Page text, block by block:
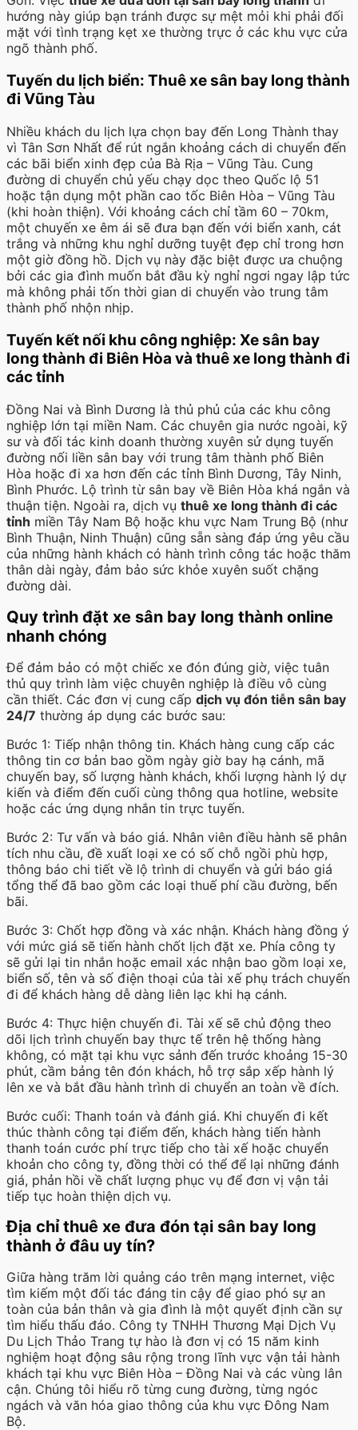
hướng này giúp bạn tránh được sự mệt mỏi khi phải đối
mặt với tình trạng kẹt xe thường trực ở các khu vực cửa
ngõ thành phố.
Tuyến du lịch biển: Thuê xe sân bay long thành
đi Vũng Tàu
Nhiều khách du lịch lựa chọn bay đến Long Thành thay
vì Tân Sơn Nhất để rút ngắn khoảng cách di chuyển đến
các bãi biển xinh đẹp của Bà Rịa – Vũng Tàu. Cung
đường di chuyển chủ yếu chạy dọc theo Quốc lộ 51
hoặc tận dụng một phần cao tốc Biên Hòa – Vũng Tàu
(khi hoàn thiện). Với khoảng cách chỉ tầm 60 – 70km,
một chuyến xe êm ái sẽ đưa bạn đến với biển xanh, cát
trắng và những khu nghỉ dưỡng tuyệt đẹp chỉ trong hơn
một giờ đồng hồ. Dịch vụ này đặc biệt được ưa chuộng
bởi các gia đình muốn bắt đầu kỳ nghỉ ngơi ngay lập tức
mà không phải tốn thời gian di chuyển vào trung tâm
thành phố nhộn nhịp.
Tuyến kết nối khu công nghiệp: Xe sân bay
long thành đi Biên Hòa và thuê xe long thành đi
các tỉnh
Đồng Nai và Bình Dương là thủ phủ của các khu công
nghiệp lớn tại miền Nam. Các chuyên gia nước ngoài, kỹ
sư và đối tác kinh doanh thường xuyên sử dụng tuyến
đường nối liền sân bay với trung tâm thành phố Biên
Hòa hoặc đi xa hơn đến các tỉnh Bình Dương, Tây Ninh,
Bình Phước. Lộ trình từ sân bay về Biên Hòa khá ngắn và
thuận tiện. Ngoài ra, dịch vụ thuê xe long thành đi các
tỉnh miền Tây Nam Bộ hoặc khu vực Nam Trung Bộ (như
Bình Thuận, Ninh Thuận) cũng sẵn sàng đáp ứng yêu cầu
của những hành khách có hành trình công tác hoặc thăm
thân dài ngày, đảm bảo sức khỏe xuyên suốt chặng
đường dài.
Quy trình đặt xe sân bay long thành online
nhanh chóng
Để đảm bảo có một chiếc xe đón đúng giờ, việc tuân
thủ quy trình làm việc chuyên nghiệp là điều vô cùng
cần thiết. Các đơn vị cung cấp dịch vụ đón tiễn sân bay
24/7 thường áp dụng các bước sau:
Bước 1: Tiếp nhận thông tin. Khách hàng cung cấp các
thông tin cơ bản bao gồm ngày giờ bay hạ cánh, mã
chuyến bay, số lượng hành khách, khối lượng hành lý dự
kiến và điểm đến cuối cùng thông qua hotline, website
hoặc các ứng dụng nhắn tin trực tuyến.
Bước 2: Tư vấn và báo giá. Nhân viên điều hành sẽ phân
tích nhu cầu, đề xuất loại xe có số chỗ ngồi phù hợp,
thông báo chi tiết về lộ trình di chuyển và gửi báo giá
tổng thể đã bao gồm các loại thuế phí cầu đường, bến
bãi.
Bước 3: Chốt hợp đồng và xác nhận. Khách hàng đồng ý
với mức giá sẽ tiến hành chốt lịch đặt xe. Phía công ty
sẽ gửi lại tin nhắn hoặc email xác nhận bao gồm loại xe,
biển số, tên và số điện thoại của tài xế phụ trách chuyến
đi để khách hàng dễ dàng liên lạc khi hạ cánh.
Bước 4: Thực hiện chuyến đi. Tài xế sẽ chủ động theo
dõi lịch trình chuyến bay thực tế trên hệ thống hàng
không, có mặt tại khu vực sảnh đến trước khoảng 15-30
phút, cầm bảng tên đón khách, hỗ trợ sắp xếp hành lý
lên xe và bắt đầu hành trình di chuyển an toàn về đích.
Bước cuối: Thanh toán và đánh giá. Khi chuyến đi kết
thúc thành công tại điểm đến, khách hàng tiến hành
thanh toán cước phí trực tiếp cho tài xế hoặc chuyển
khoản cho công ty, đồng thời có thể để lại những đánh
giá, phản hồi về chất lượng phục vụ để đơn vị vận tải
tiếp tục hoàn thiện dịch vụ.
Địa chỉ thuê xe đưa đón tại sân bay long
thành ở đâu uy tín?
Giữa hàng trăm lời quảng cáo trên mạng internet, việc
tìm kiếm một đối tác đáng tin cậy để giao phó sự an
toàn của bản thân và gia đình là một quyết định cần sự
tìm hiểu thấu đáo. Công ty TNHH Thương Mại Dịch Vụ
Du Lịch Thảo Trang tự hào là đơn vị có 15 năm kinh
nghiệm hoạt động sâu rộng trong lĩnh vực vận tải hành
khách tại khu vực Biên Hòa – Đồng Nai và các vùng lân
cận. Chúng tôi hiểu rõ từng cung đường, từng ngóc
ngách và văn hóa giao thông của khu vực Đông Nam
Bộ.